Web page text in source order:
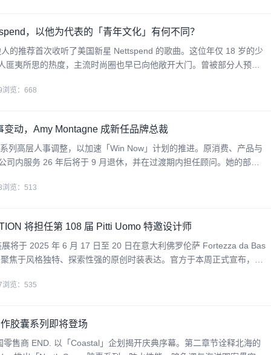
，以他为代表的「青年文化」有何不同？
的推荐首次收听了美国新星 Nettspend 的歌曲。这位年仅 18 岁的少
匪夷所思的热度，主流时尚圈也早已向他敞开大门。曾被部分人预言
跃升
浏览：668
动，Amy Montagne 成新任品牌总裁
列高层人事调整，以加速「Win Now」计划的推进。原消费、产品与
司内服务 26 年后将于 9 月退休，并在过渡期内担任顾问。她的部门
浏览：513
将担任第 108 届 Pitti Uomo 特邀设计师
将于 2025 年 6 月 17 日至 20 日在意大利佛罗伦萨 Fortezza da Bas
焦于风格独特、探索性强的原创时装表达。官方于本周正式宣布，韩
浏览：535
胶囊系列即将登场
售商 END. 以「Coastal」企划揭开庆典序幕。第二章节诠释北海的